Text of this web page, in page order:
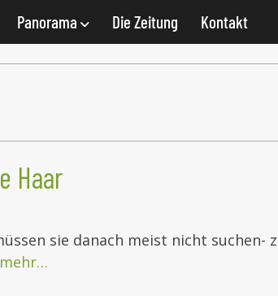
Panorama Die Zeitung Kontakt
Haar
sie danach meist nicht suchen-
mehr…